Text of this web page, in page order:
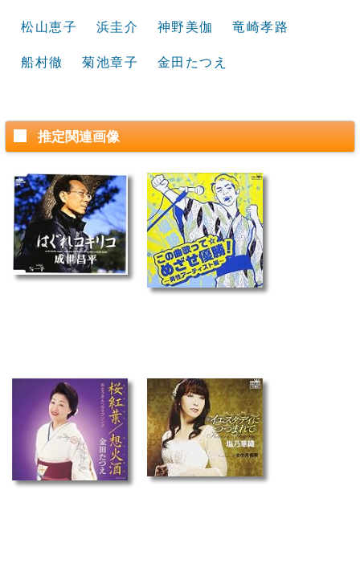
松山恵子 浜圭介 神野美伽 竜崎孝路
船村徹 菊池章子 金田たつえ
推定関連画像